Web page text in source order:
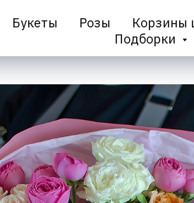
Букеты Розы Корзины
Подборки